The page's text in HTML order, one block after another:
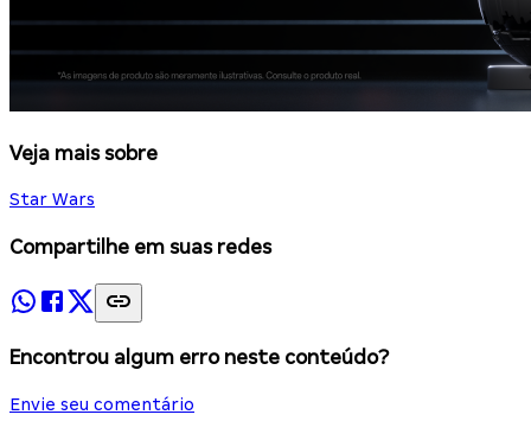
Veja mais sobre
Star Wars
Compartilhe em suas redes
Encontrou algum erro neste conteúdo?
Envie seu comentário